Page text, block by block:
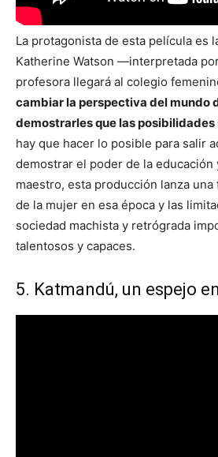
La protagonista de esta película es
Katherine Watson —interpretada
profesora llegará al colegio
cambiar la perspectiva del mundo
demostrarles que las
hay que hacer lo posible para salir
demostrar el poder de la educación
maestro, esta producción lanza
de la mujer en esa época y las
sociedad machista y retrógrada
talentosos y capaces.
5. Katmandú, un espejo